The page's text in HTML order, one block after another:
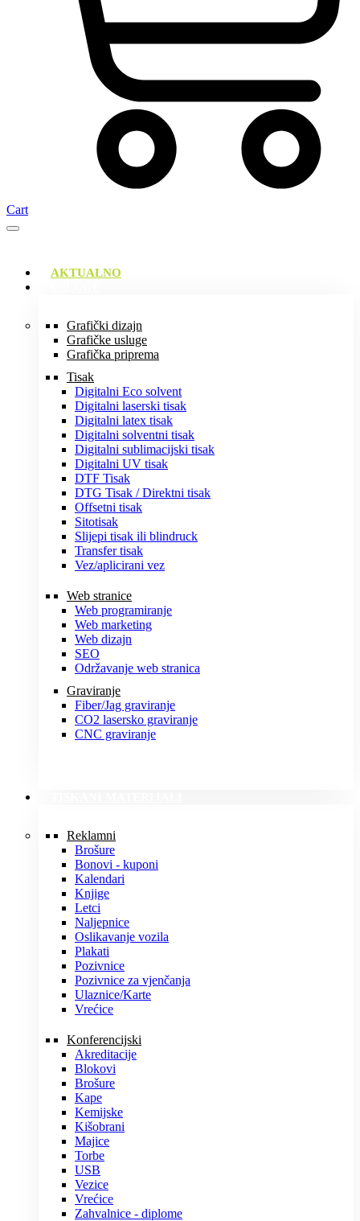
Cart
AKTUALNO
Grafički dizajn
Grafičke usluge
Grafička priprema
Tisak
Digitalni Eco solvent
Digitalni laserski tisak
Digitalni latex tisak
Digitalni solventni tisak
Digitalni sublimacijski tisak
Digitalni UV tisak
DTF Tisak
DTG Tisak / Direktni tisak
Offsetni tisak
Sitotisak
Slijepi tisak ili blindruck
Transfer tisak
Vez/aplicirani vez
Web stranice
Web programiranje
Web marketing
Web dizajn
SEO
Održavanje web stranica
Graviranje
Fiber/Jag graviranje
CO2 lasersko graviranje
CNC graviranje
Reklamni
Brošure
Bonovi - kuponi
Kalendari
Knjige
Letci
Naljepnice
Oslikavanje vozila
Plakati
Pozivnice
Pozivnice za vjenčanja
Ulaznice/Karte
Vrećice
Konferencijski
Akreditacije
Blokovi
Brošure
Kape
Kemijske
Kišobrani
Majice
Torbe
USB
Vezice
Vrećice
Zahvalnice - diplome